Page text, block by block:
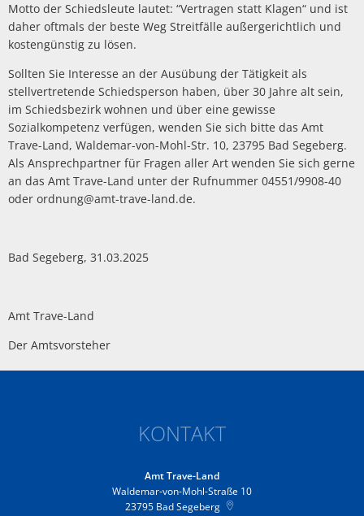
Motto der Schiedsleute lautet: “Vertragen statt Klagen“ und ist
daher oftmals der beste Weg Streitfälle außergerichtlich und
kostengünstig zu lösen.
Sollten Sie Interesse an der Ausübung der Tätigkeit als
stellvertretende Schiedsperson haben, über 30 Jahre alt sein,
im Schiedsbezirk wohnen und über eine gewisse
Sozialkompetenz verfügen, wenden Sie sich bitte das Amt
Trave-Land, Waldemar-von-Mohl-Str. 10, 23795 Bad Segeberg.
Als Ansprechpartner für Fragen aller Art wenden Sie sich gerne
an das Amt Trave-Land unter der Rufnummer 04551/9908-40
oder ordnung@amt-trave-land.de.
Bad Segeberg, 31.03.2025
Amt Trave-Land
Der Amtsvorsteher
KONTAKT
Amt Trave-Land
Waldemar-von-Mohl-Straße 10
23795 Bad Segeberg